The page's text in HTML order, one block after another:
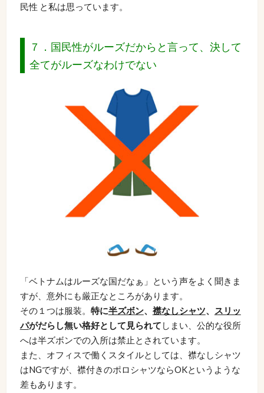
民性 と私は思っています。
７．国民性がルーズだからと言って、決して
全てがルーズなわけでない
「ベトナムはルーズな国だなぁ」という声をよく聞きま
すが、意外にも厳正なところがあります。
その１つは服装。 特に半ズボン、 襟なしシャツ、
スリッ
パがだらし無い格好として見られて しまい、公的な役所
へは半ズボンでの入所は禁止とされています。
また、オフィスで働くスタイルとしては、襟なしシャツ
はNGですが、襟付きのポロシャツならOKというような
差もあります。